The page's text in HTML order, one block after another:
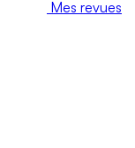
Mes revues